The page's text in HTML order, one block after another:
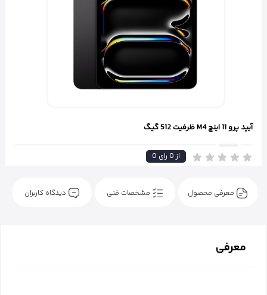
آیپد پرو 11 اینچ M4 ظرفیت 512 گیگ
0 از0 رای
معرفی محصول مشخصات فنی دیدگاه کاربران
معرفی